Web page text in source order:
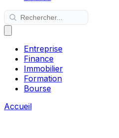
Entreprise
Finance
Immobilier
Formation
Bourse
Accueil